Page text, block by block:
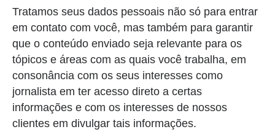
Tratamos seus dados pessoais não só para entrar
em contato com você, mas também para garantir
que o conteúdo enviado seja relevante para os
tópicos e áreas com as quais você trabalha, em
consonância com os seus interesses como
jornalista em ter acesso direto a certas
informações e com os interesses de nossos
clientes em divulgar tais informações.